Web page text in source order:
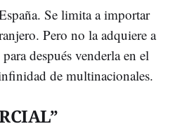
Se limita a importar
Pero no la adquiere a
después venderla en el
de multinacionales.